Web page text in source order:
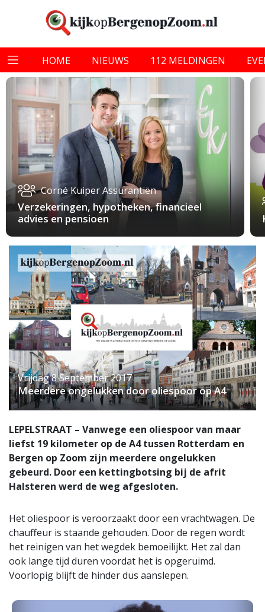
HOME NIEUWS 112 MELDINGEN
Corné Kuiper Assurantiën
Verzekeringen, hypotheken, financieel
advies en pensioen
Vrijdag 8 September 2017
Meerdere ongelukken door oliespoor op A4
LEPELSTRAAT – Vanwege een oliespoor van maar
liefst 19 kilometer op de A4 tussen Rotterdam en
Bergen op Zoom zijn meerdere ongelukken
gebeurd. Door een kettingbotsing bij de afrit
Halsteren werd de weg afgesloten.
Het oliespoor is veroorzaakt door een vrachtwagen. De
chauffeur is staande gehouden. Door de regen wordt
het reinigen van het wegdek bemoeilijkt. Het zal dan
ook lange tijd duren voordat het is opgeruimd.
Voorlopig blijft de hinder dus aanslepen.